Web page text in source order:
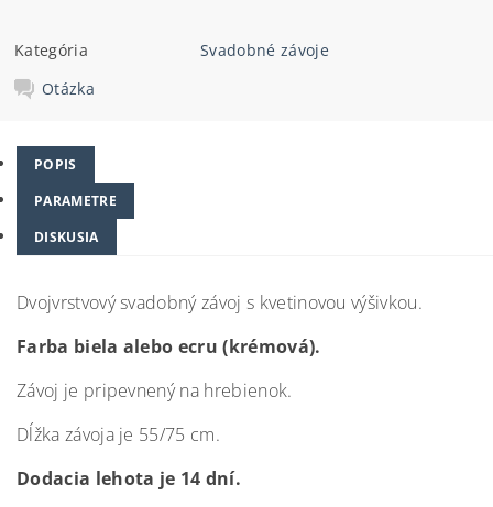
Kategória
Svadobné závoje
Otázka
POPIS
PARAMETRE
DISKUSIA
Dvojvrstvový svadobný závoj s kvetinovou výšivkou.
Farba biela alebo ecru (krémová).
Závoj je pripevnený na hrebienok.
Dĺžka závoja je 55/75 cm.
Dodacia lehota je 14 dní.